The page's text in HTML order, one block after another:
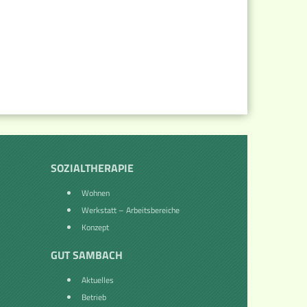
SOZIALTHERAPIE
Wohnen
Werkstatt – Arbeitsbereiche
Konzept
GUT SAMBACH
Aktuelles
Betrieb